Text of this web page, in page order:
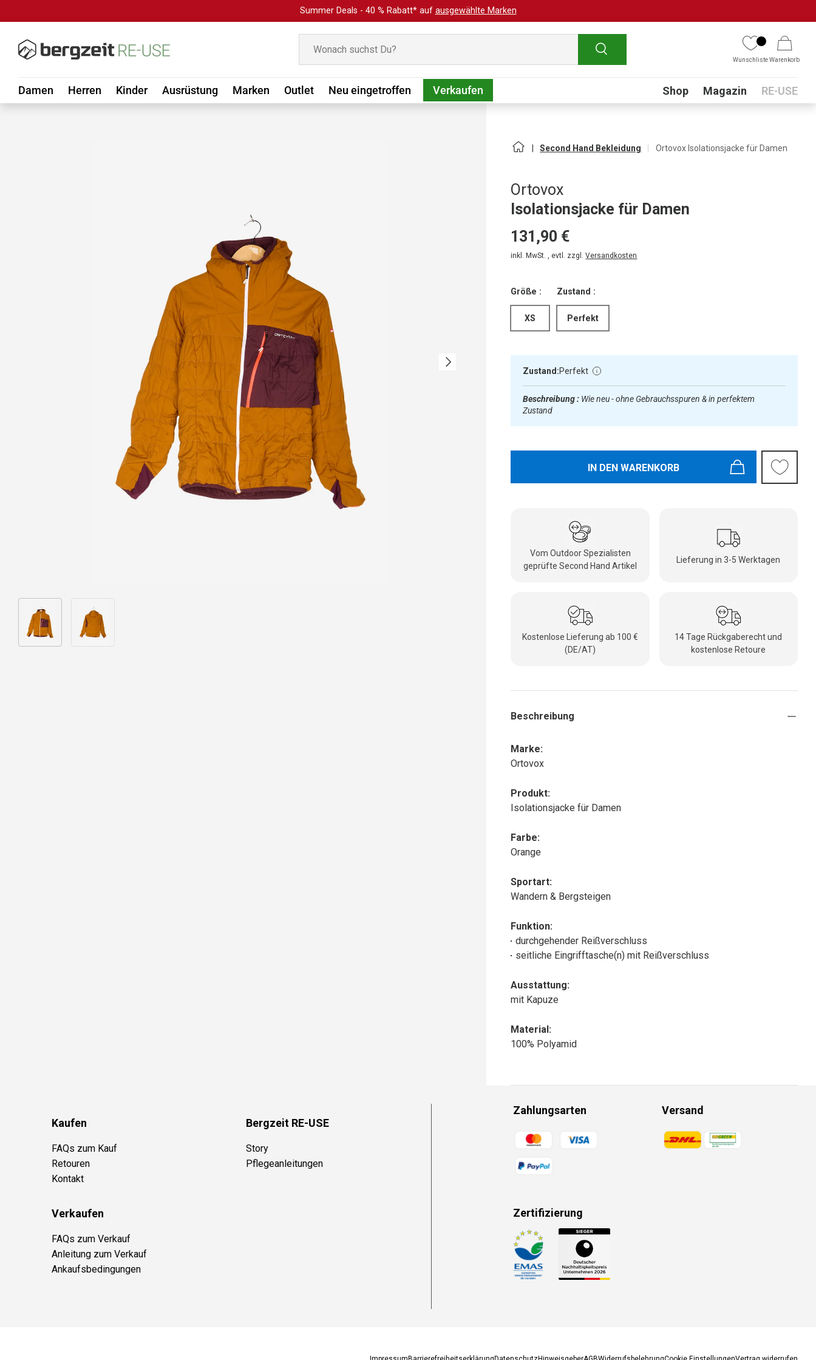
Summer Deals - 40 % Rabatt* auf ausgewählte Marken
Suchen
WunschlisteWarenkorb
Damen Herren Kinder Ausrüstung Marken Outlet Neu eingetroffen Verkaufen Submenu
Shop Magazin RE-USE
Nächste
Bild 1 in Galerieansicht laden
Second Hand Bekleidung Ortovox Isolationsjacke für Damen
Ortovox
Isolationsjacke für Damen
131,90 €
inkl. MwSt. , evtl. zzgl.Versandkosten
Größe :
XS
Zustand :
Perfekt
Zustand:Perfekt
Beschreibung : Wie neu - ohne Gebrauchsspuren & in perfektem
Zustand
IN DEN WARENKORB
Vom Outdoor Spezialisten
geprüfte Second Hand Artikel
Lieferung in 3-5 Werktagen
Kostenlose Lieferung ab 100 €
(DE/AT)
14 Tage Rückgaberecht und
kostenlose Retoure
Beschreibung
Marke:
Ortovox
Produkt:
Isolationsjacke für Damen
Farbe:
Orange
Sportart:
Wandern & Bergsteigen
Funktion:
durchgehender Reißverschluss
seitliche Eingrifftasche(n) mit Reißverschluss
Ausstattung:
mit Kapuze
Material:
100% Polyamid
Kaufen
FAQs zum Kauf
Retouren
Kontakt
Bergzeit RE-USE
Story
Pflegeanleitungen
Verkaufen
FAQs zum Verkauf
Anleitung zum Verkauf
Ankaufsbedingungen
Zahlungsarten
Zahlungsmethoden
Versand
Zahlungsmethoden
Zertifizierung
Zahlungsmethoden